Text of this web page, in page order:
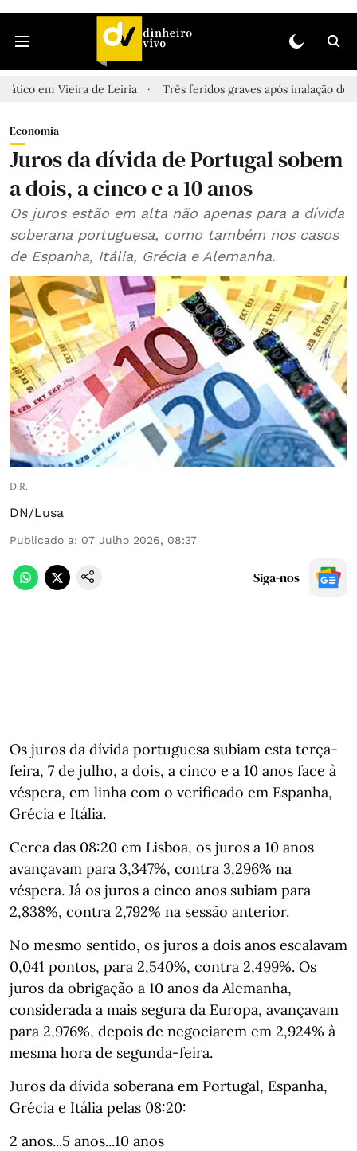
de Leiria Três feridos graves após inalação de vapores
Economia
Juros da dívida de Portugal sobem
a dois, a cinco e a 10 anos
Os juros estão em alta não apenas para a dívida
soberana portuguesa, como também nos casos
de Espanha, Itália, Grécia e Alemanha.
D.R.
DN/Lusa
Publicado a: 07 Julho 2026, 08:37
Siga-nos
Os juros da dívida portuguesa subiam esta terça-
feira, 7 de julho, a dois, a cinco e a 10 anos face à
véspera, em linha com o verificado em Espanha,
Grécia e Itália.
Cerca das 08:20 em Lisboa, os juros a 10 anos
avançavam para 3,347%, contra 3,296% na
véspera. Já os juros a cinco anos subiam para
2,838%, contra 2,792% na sessão anterior.
No mesmo sentido, os juros a dois anos escalavam
0,041 pontos, para 2,540%, contra 2,499%. Os
juros da obrigação a 10 anos da Alemanha,
considerada a mais segura da Europa, avançavam
para 2,976%, depois de negociarem em 2,924% à
mesma hora de segunda-feira.
Juros da dívida soberana em Portugal, Espanha,
Grécia e Itália pelas 08:20:
2 anos...5 anos...10 anos